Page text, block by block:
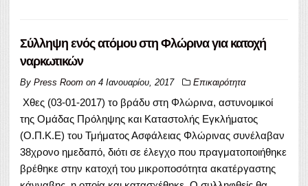
Σύλληψη ενός ατόμου στη Φλώρινα για κατοχή
ναρκωτικών
By Press Room on 4 Ιανουαρίου, 2017 Επικαιρότητα
Χθες (03-01-2017) το βράδυ στη Φλώρινα, αστυνομικοί
της Ομάδας Πρόληψης και Καταστολής Εγκλήματος
(Ο.Π.Κ.Ε) του Τμήματος Ασφάλειας Φλώρινας συνέλαβαν
38χρονο ημεδαπό, διότι σε έλεγχο που πραγματοποιήθηκε
βρέθηκε στην κατοχή του μικροποσότητα ακατέργαστης